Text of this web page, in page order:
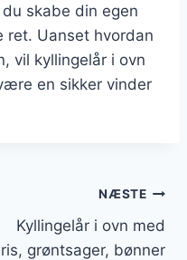
skabe din egen
ret. Uanset hvordan
vil kyllingelår i ovn
en sikker vinder
NÆSTE
Kyllingelår i ovn med
ris, grøntsager, bønner